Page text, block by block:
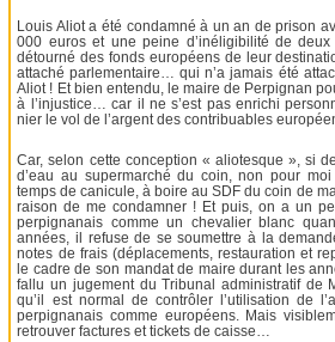
Louis Aliot a été condamné à un an de prison
000 euros et une peine d’inéligibilité de
détourné des fonds européens de leur
attaché parlementaire… qui n’a jamais été
Aliot ! Et bien entendu, le maire de Perpignan
à l’injustice… car il ne s’est pas enrichi
nier le vol de l’argent des contribuables
Car, selon cette conception « aliotesque », si
d’eau au supermarché du coin, non pour
temps de canicule, à boire au SDF du coin de
raison de me condamner ! Et puis, on a un
perpignanais comme un chevalier blanc
années, il refuse de se soumettre à la
notes de frais (déplacements, restauration et
le cadre de son mandat de maire durant les
fallu un jugement du Tribunal administratif de
qu’il est normal de contrôler l’utilisation de
perpignanais comme européens. Mais
retrouver factures et tickets de caisse…